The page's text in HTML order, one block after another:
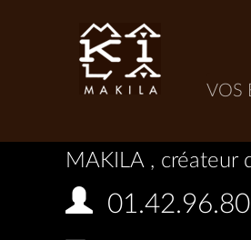
VOS
MAKILA, créateur